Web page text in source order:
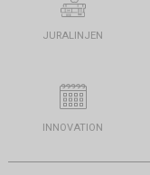
JURALINJEN
INNOVATION